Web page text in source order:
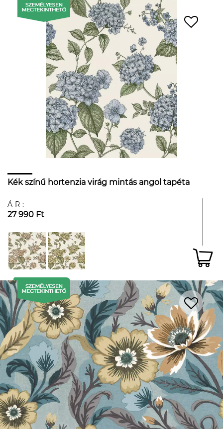
Kék színű hortenzia virág mintás angol tapéta
ÁR:
27 990 Ft